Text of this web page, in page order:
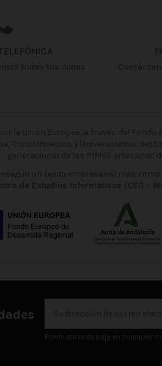
Puede darse de baja en cualquier